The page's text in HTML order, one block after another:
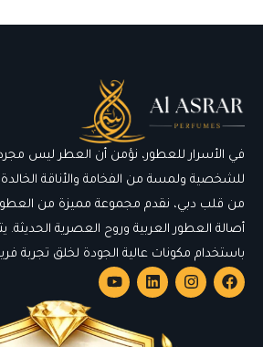
في الأسرار للعطور، نؤمن أن العطر ليس
للشخصية ولمسة من الفخامة والأناقة الخالدة.
من قلب دبي، نقدم مجموعة مميزة من
أصالة العطور العربية وروح العصرية
باستخدام مكونات عالية الجودة لخلق تجربة